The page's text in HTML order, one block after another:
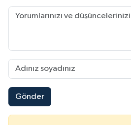
Gönder